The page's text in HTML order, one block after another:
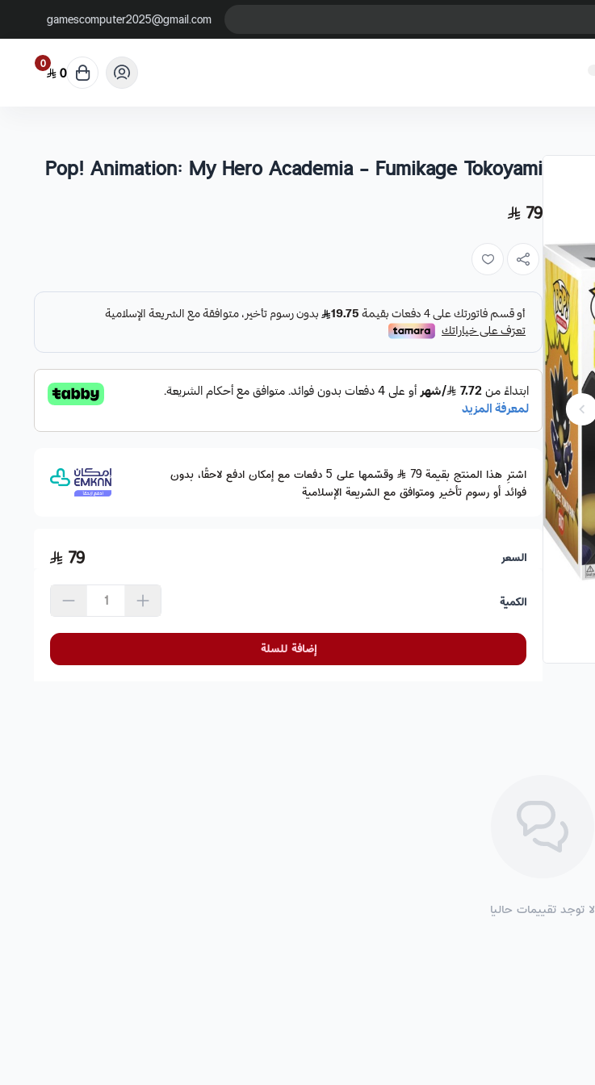
gamescomputer2025@gmail.com
0 0
Pop! Animation: My Hero Academia - Fumikage Tokoyami
79
اشترِ هذا المنتج بقيمة 79
وقسّمها على 5 دفعات مع إمكان ادفع لاحقًا، بدون
فوائد أو رسوم تأخير ومتوافق مع الشريعة الإسلامية
السعر 79
الكمية
إضافة للسلة
لا توجد تقييمات حاليا